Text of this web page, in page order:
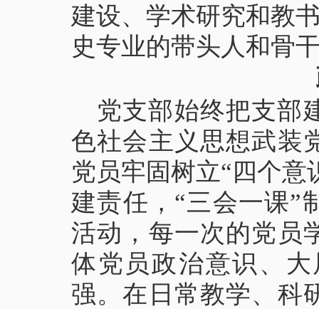
建设、学术研究和教
史专业的带头人和骨
党支部始终把支部
色社会主义思想武装
党员牢固树立“四个意
建责任，“三会一课”
活动，每一次的党员
体党员政治意识、
强。在日常教学、科